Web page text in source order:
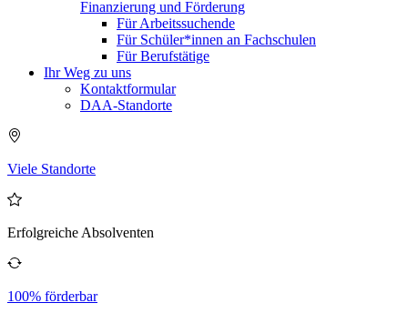
Finanzierung und Förderung
Für Arbeitssuchende
Für Schüler*innen an Fachschulen
Für Berufstätige
Ihr Weg zu uns
Kontaktformular
DAA-Standorte
Viele Standorte
Erfolgreiche Absolventen
100% förderbar